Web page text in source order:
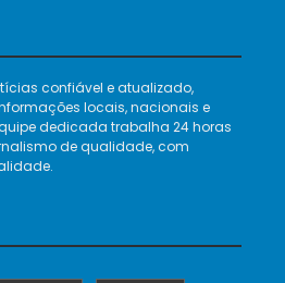
confiável e atualizado,
locais, nacionais e
dedicada trabalha 24 horas
de qualidade, com